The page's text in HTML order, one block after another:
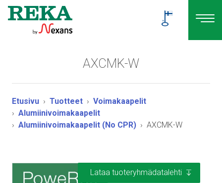
AXCMK-W
Etusivu Tuotteet
Voimakaapelit
Alumiinivoimakaapelit
Alumiinivoimakaapelit (No CPR)
AXCMK-W
Lataa tuoteryhmädatalehti